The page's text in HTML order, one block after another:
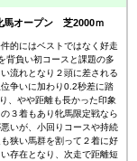
オープン 芝2000ｍ
的にはベストではなく好走
背負い初コースと課題の多
流れとなり２頭に差される
争いに加わり0.2秒差に踏
、やや距離も長かった印象
３着もあり牝馬限定戦なら
いが、小回りコースや持続
狭い馬群を割って２着に好
存在となり、次走で距離短